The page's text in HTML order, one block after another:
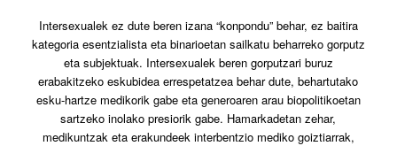
Intersexualek ez dute beren izana “konpondu” behar, ez baitira
kategoria esentzialista eta binarioetan sailkatu beharreko gorputz
eta subjektuak. Intersexualek beren gorputzari buruz
erabakitzeko eskubidea errespetatzea behar dute, behartutako
esku-hartze medikorik gabe eta generoaren arau biopolitikoetan
sartzeko inolako presiorik gabe. Hamarkadetan zehar,
medikuntzak eta erakundeek interbentzio mediko goiztiarrak,